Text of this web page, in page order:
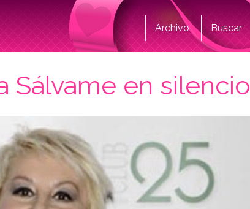
Archivo Buscar
Sálvame en silencio